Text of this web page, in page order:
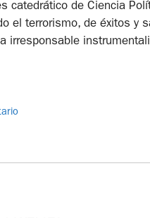
catedrático de Ciencia
el terrorismo, de éxitos y
irresponsable